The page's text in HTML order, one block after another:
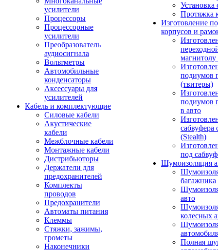
усилители
Процессоры
Процессорные
усилители
Преобразователь
аудиосигнала
Вольтметры
Автомобильные
конденсаторы
Аксессуары для
усилителей
Кабель и комплектующие
Силовые кабели
Акустические
кабели
Межблочные кабели
Монтажные кабели
Дистрибьюторы
Держатели для
предохранителей
Комплекты
проводов
Предохранители
Автоматы питания
Клеммы
Стяжки, зажимы,
грометы
Наконечники
Установка
Протяжка
Изготовление
корпусов и
подиумов
(твитеры)
подиумов
в авто
сабвуфера
(Stealth)
под
Шумоизоляция
багажника
авто
колесных
Полная